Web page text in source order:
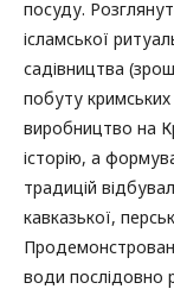
посуду.
ісламської
садівництва
побуту
виробництво на
історію, а
традицій
кавказької,
води послідовно